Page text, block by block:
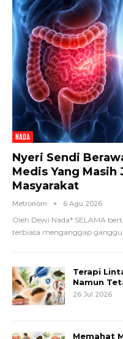
NADA
Nyeri Sendi
Medis Yang Masih
Masyarakat
Metronom 6 Agu 2026
Oleh Dewi Nada* SELAMA
terbiasa menganggap
Terapi
Namun
26 Jul 2026
Memahat